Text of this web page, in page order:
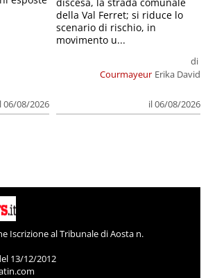
06/08/2026
Courmayeur
di
Erika David
il 06/08/2026
della Val Ferret; si riduce lo
scenario di rischio, in
movimento u...
Iscrizione al Tribunale di Aosta n.
13/12/2012